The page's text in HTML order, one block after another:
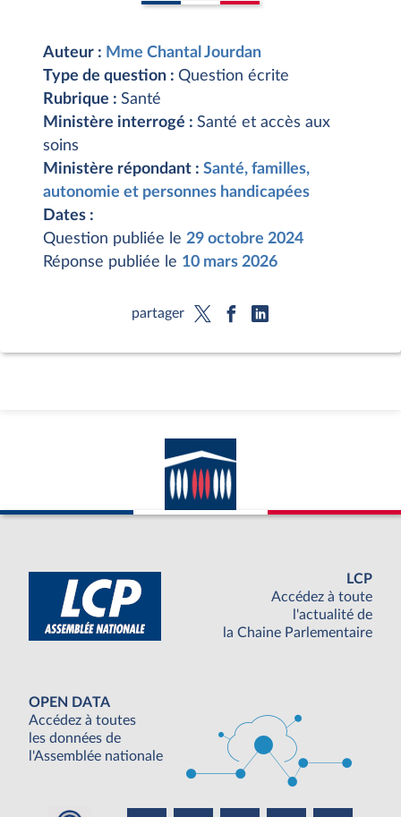
Auteur : Mme Chantal Jourdan
Type de question : Question écrite
Rubrique : Santé
Ministère interrogé : Santé et accès aux
soins
Ministère répondant : Santé, familles,
autonomie et personnes handicapées
Dates :
Question publiée le 29 octobre 2024
Réponse publiée le 10 mars 2026
partager
LCP
Accédez à toute
l'actualité de
la Chaine Parlementaire
OPEN DATA
Accédez à toutes
les données de
l'Assemblée nationale